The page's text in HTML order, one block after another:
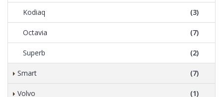
Kodiaq (3)
Octavia (7)
Superb (2)
Smart (7)
Volvo (1)